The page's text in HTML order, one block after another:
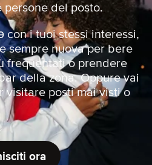
persone del posto.
con i tuoi stessi interessi,
sempre nuova per bere
frequentati o prendere
della zona. Oppure vai
visitare posti mai visti o
ora